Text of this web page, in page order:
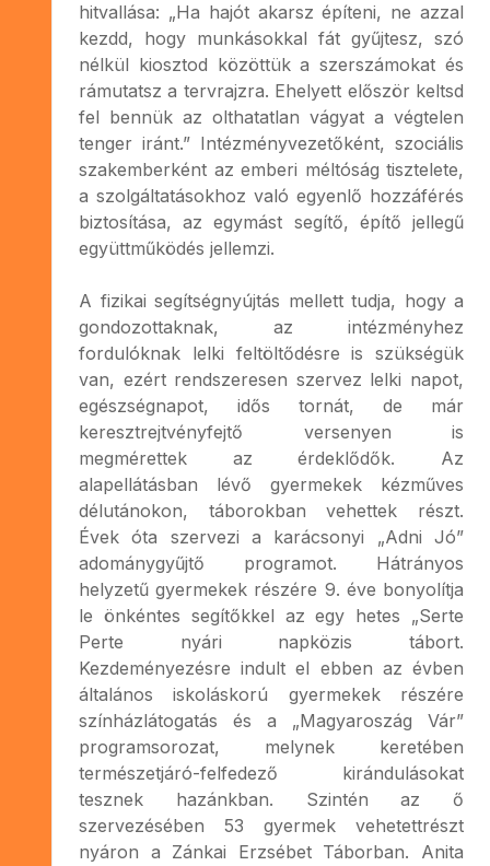
hitvallása: „Ha hajót akarsz építeni, ne azzal
kezdd, hogy munkásokkal fát gyűjtesz, szó
nélkül kiosztod közöttük a szerszámokat és
rámutatsz a tervrajzra. Ehelyett először keltsd
fel bennük az olthatatlan vágyat a végtelen
tenger iránt.” Intézményvezetőként, szociális
szakemberként az emberi méltóság tisztelete,
a szolgáltatásokhoz való egyenlő hozzáférés
biztosítása, az egymást segítő, építő jellegű
együttműködés jellemzi.
A fizikai segítségnyújtás mellett tudja, hogy a
gondozottaknak, az intézményhez
fordulóknak lelki feltöltődésre is szükségük
van, ezért rendszeresen szervez lelki napot,
egészségnapot, idős tornát, de már
keresztrejtvényfejtő versenyen is
megmérettek az érdeklődők. Az
alapellátásban lévő gyermekek kézműves
délutánokon, táborokban vehettek részt.
Évek óta szervezi a karácsonyi „Adni Jó”
adománygyűjtő programot. Hátrányos
helyzetű gyermekek részére 9. éve bonyolítja
le önkéntes segítőkkel az egy hetes „Serte
Perte nyári napközis tábort.
Kezdeményezésre indult el ebben az évben
általános iskoláskorú gyermekek részére
színházlátogatás és a „Magyaroszág Vár”
programsorozat, melynek keretében
természetjáró-felfedező kirándulásokat
tesznek hazánkban. Szintén az ő
szervezésében 53 gyermek vehetettrészt
nyáron a Zánkai Erzsébet Táborban. Anita